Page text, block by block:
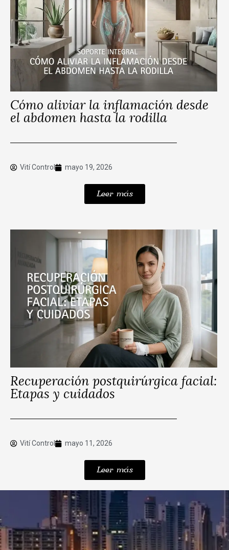
Cómo aliviar la inflamación desde
el abdomen hasta la rodilla
Vití Control mayo 19, 2026
Leer más
Recuperación postquirúrgica facial:
Etapas y cuidados
Vití Control mayo 11, 2026
Leer más